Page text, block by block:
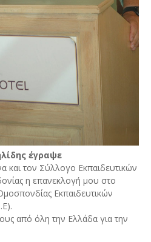
έγραψε
και τον Σύλλογο Εκπαιδευτικών
η επανεκλογή μου στο
Εκπαιδευτικών
από όλη την Ελλάδα για την